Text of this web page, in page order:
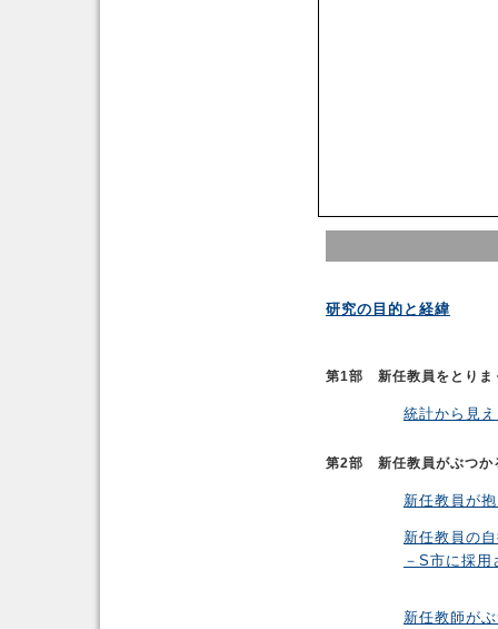
研究の目的と経緯
第1部 新任教員をとりま
統計から見
第2部 新任教員がぶつか
新任教員が
新任教員の
－S市に採
新任教師が